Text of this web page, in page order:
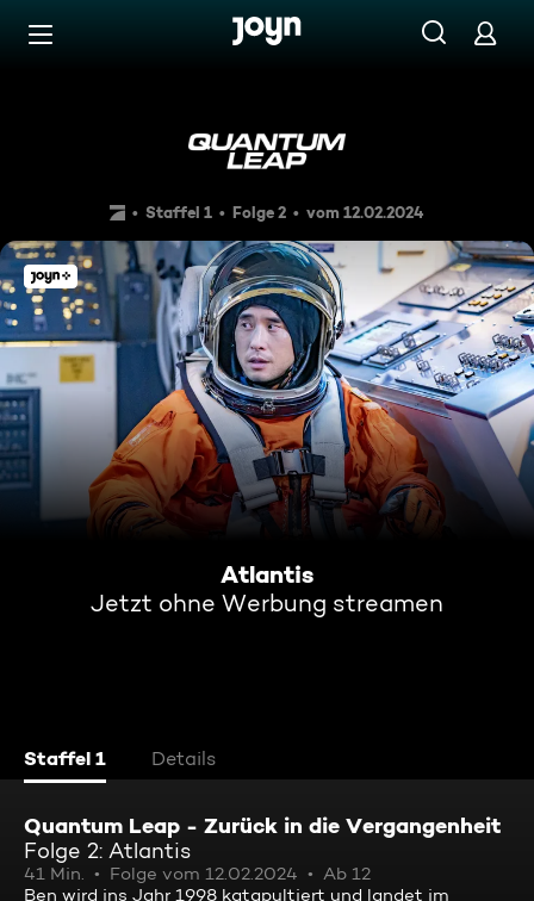
Zum Inhalt springen
Atlantis
Staffel 1 Folge 2 vom 12.02.2024
Atlantis
Jetzt ohne Werbung streamen
Staffel 1 Details
Quantum Leap - Zurück in die Vergangenheit
Folge 2: Atlantis
41 Min. Folge vom 12.02.2024
Ab 12
Ben wird ins Jahr 1998 katapultiert und landet im